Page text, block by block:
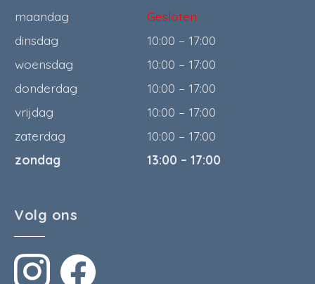
maandag
Gesloten
dinsdag
10:00 – 17:00
woensdag
10:00 – 17:00
donderdag
10:00 – 17:00
vrijdag
10:00 – 17:00
zaterdag
10:00 – 17:00
zondag
13:00 – 17:00
Volg ons